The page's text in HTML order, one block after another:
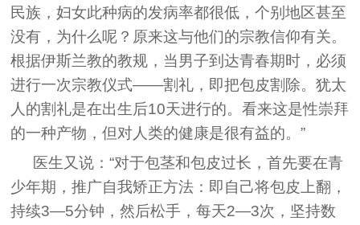
民族，妇女此种病的发病率都很低，个别地区甚至
没有，为什么呢？原来这与他们的宗教信仰有关。
根据伊斯兰教的教规，当男子到达青春期时，必须
进行一次宗教仪式——割礼，即把包皮割除。犹太
人的割礼是在出生后10天进行的。看来这是性崇拜
的一种产物，但对人类的健康是很有益的。”
医生又说：“对于包茎和包皮过长，首先要在青
少年期，推广自我矫正方法：即自己将包皮上翻，
持续3—5分钟，然后松手，每天2—3次，坚持数